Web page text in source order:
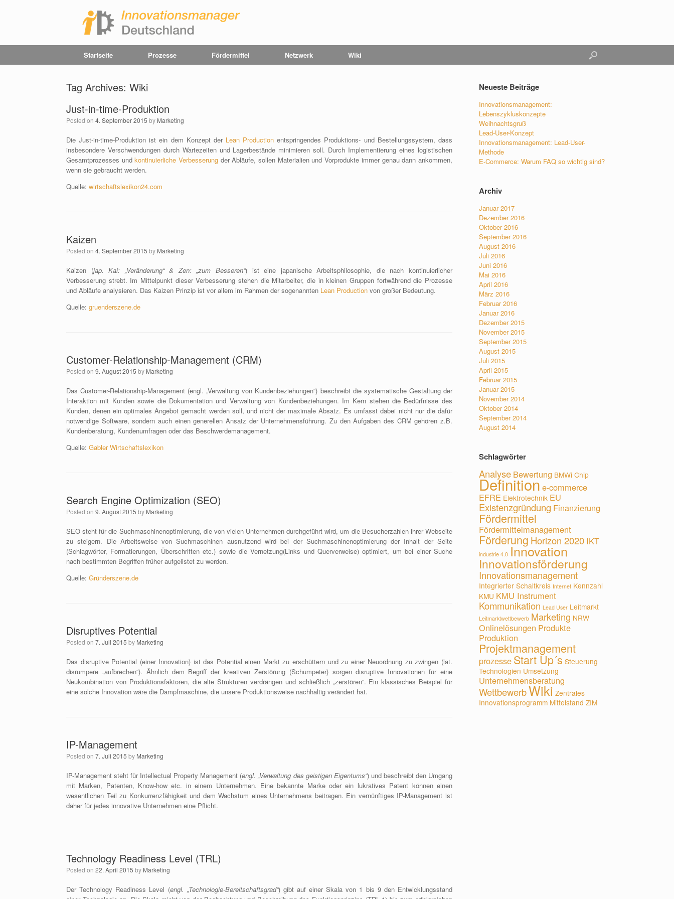
Startseite Prozesse Fördermittel Netzwerk Wiki
Tag Archives: Wiki
Just-in-time-Produktion
Posted on 4. September 2015 by Marketing
Die Just-in-time-Produktion ist ein dem Konzept der Lean Production entspringendes Produktions- und Bestellungssystem, dass
insbesondere Verschwendungen durch Wartezeiten und Lagerbestände minimieren soll. Durch Implementierung eines logistischen
Gesamtprozesses undkontinuierliche Verbesserung der Abläufe, sollen Materialien und Vorprodukte immer genau dann ankommen,
wenn sie gebraucht werden.
Quelle: wirtschaftslexikon24.com
Kaizen
Posted on 4. September 2015 by Marketing
Kaizen (jap. Kai: „Veränderung“ & Zen: „zum Besseren“) ist eine japanische Arbeitsphilosophie, die nach kontinuierlicher
Verbesserung strebt. Im Mittelpunkt dieser Verbesserung stehen die Mitarbeiter, die in kleinen Gruppen fortwährend die Prozesse
und Abläufe analysieren. Das Kaizen Prinzip ist vor allem im Rahmen der sogenannten Lean Production von großer Bedeutung.
Quelle: gruenderszene.de
Customer-Relationship-Management (CRM)
Posted on 9. August 2015 by Marketing
Das Customer-Relationship-Management (engl. „Verwaltung von Kundenbeziehungen“) beschreibt die systematische Gestaltung der
Interaktion mit Kunden sowie die Dokumentation und Verwaltung von Kundenbeziehungen. Im Kern stehen die Bedürfnisse des
Kunden, denen ein optimales Angebot gemacht werden soll, und nicht der maximale Absatz. Es umfasst dabei nicht nur die dafür
notwendige Software, sondern auch einen generellen Ansatz der Unternehmensführung. Zu den Aufgaben des CRM gehören z.B.
Kundenberatung, Kundenumfragen oder das Beschwerdemanagement.
Quelle: Gabler Wirtschaftslexikon
Search Engine Optimization (SEO)
Posted on 9. August 2015 by Marketing
SEO steht für die Suchmaschinenoptimierung, die von vielen Unternehmen durchgeführt wird, um die Besucherzahlen ihrer Webseite
zu steigern. Die Arbeitsweise von Suchmaschinen ausnutzend wird bei der Suchmaschinenoptimierung der Inhalt der Seite
(Schlagwörter, Formatierungen, Überschriften etc.) sowie die Vernetzung(Links und Querverweise) optimiert, um bei einer Suche
nach bestimmten Begriffen früher aufgelistet zu werden.
Quelle: Gründerszene.de
Disruptives Potential
Posted on 7. Juli 2015 by Marketing
Das disruptive Potential (einer Innovation) ist das Potential einen Markt zu erschüttern und zu einer Neuordnung zu zwingen (lat.
disrumpere „aufbrechen“). Ähnlich dem Begriff der kreativen Zerstörung (Schumpeter) sorgen disruptive Innovationen für eine
Neukombination von Produktionsfaktoren, die alte Strukturen verdrängen und schließlich „zerstören“. Ein klassisches Beispiel für
eine solche Innovation wäre die Dampfmaschine, die unsere Produktionsweise nachhaltig verändert hat.
IP-Management
Posted on 7. Juli 2015 by Marketing
IP-Management steht für Intellectual Property Management (engl. „Verwaltung des geistigen Eigentums“) und beschreibt den Umgang
mit Marken, Patenten, Know-how etc. in einem Unternehmen. Eine bekannte Marke oder ein lukratives Patent können einen
wesentlichen Teil zu Konkurrenzfähigkeit und dem Wachstum eines Unternehmens beitragen. Ein vernünftiges IP-Management ist
daher für jedes innovative Unternehmen eine Pflicht.
Technology Readiness Level (TRL)
Posted on 22. April 2015 by Marketing
Der Technology Readiness Level (engl. „Technologie-Bereitschaftsgrad“) gibt auf einer Skala von 1 bis 9 den Entwicklungsstand
Neueste Beiträge
Innovationsmanagement:
Lebenszykluskonzepte
Weihnachtsgruß
Lead-User-Konzept
Innovationsmanagement: Lead-User-
Methode
E-Commerce: Warum FAQ so wichtig sind?
Archiv
Januar 2017
Dezember 2016
Oktober 2016
September 2016
August 2016
Juli 2016
Juni 2016
Mai 2016
April 2016
März 2016
Februar 2016
Januar 2016
Dezember 2015
November 2015
September 2015
August 2015
Juli 2015
April 2015
Februar 2015
Januar 2015
November 2014
Oktober 2014
September 2014
August 2014
Schlagwörter
Analyse Bewertung BMWi Chip
Definitione-commerce
EFRE Elektrotechnik EU
Existenzgründung Finanzierung
Fördermittel
Fördermittelmanagement
Förderung Horizon 2020 IKT
industrie 4.0 Innovation
Innovationsförderung
Innovationsmanagement
Integrierter Schaltkreis Internet Kennzahl
KMU KMU Instrument
Kommunikation Lead User Leitmarkt
Leitmarktwettbewerb Marketing NRW
Onlinelösungen Produkte
Produktion
Projektmanagement
prozesse Start Up´s Steuerung
Technologien Umsetzung
Unternehmensberatung
WettbewerbWiki Zentrales
Innovationsprogramm Mittelstand ZIM